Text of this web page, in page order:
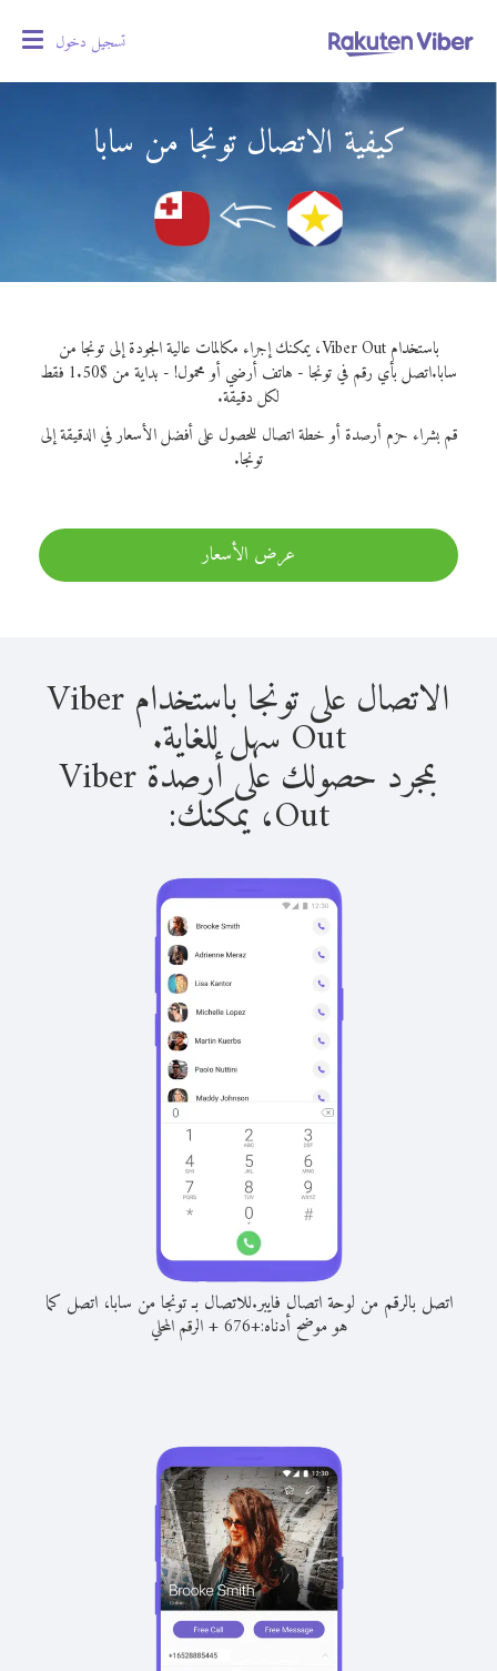
تسجيل دخول
كيفية الاتصال تونجا من سابا
باستخدام Viber Out، يمكنك إجراء مكالمات عالية الجودة إلى تونجا من
سابا.
اتصل بأي رقم في تونجا - هاتف أرضي أو محمول! - بداية من $1.50 فقط
لكل دقيقة.
قم بشراء حزم أرصدة أو خطة اتصال للحصول على أفضل الأسعار في الدقيقة إلى
تونجا.
عرض الأسعار
الاتصال على تونجا باستخدام Viber
Out سهل للغاية.
بمجرد حصولك على أرصدة Viber
Out، يمكنك:
اتصل بالرقم من لوحة اتصال فايبر.للاتصال بـ تونجا من سابا، اتصل كما
هو موضح أدناه:+
676
+الرقم المحلي